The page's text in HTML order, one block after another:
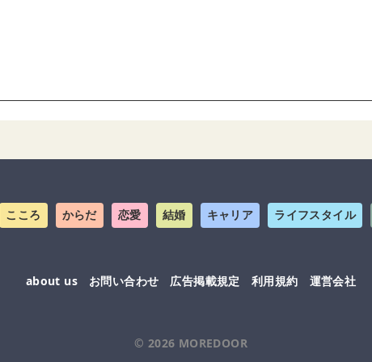
こころ からだ 恋愛 結婚 キャリア ライフスタイル
about us お問い合わせ 広告掲載規定 利用規約 運営会社
© 2026 MOREDOOR